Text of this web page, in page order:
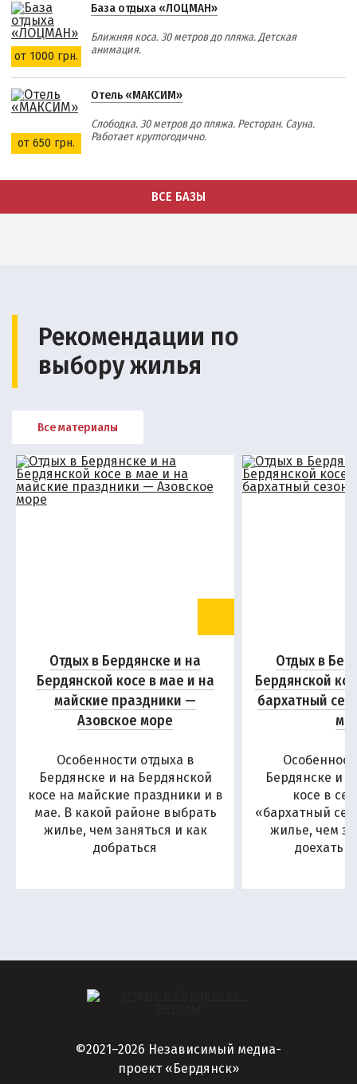
от 1000 грн.
База отдыха «ЛОЦМАН»
Ближняя коса. 30 метров до пляжа. Детская
анимация.
от 650 грн.
Отель «МАКСИМ»
Слободка. 30 метров до пляжа. Ресторан. Сауна.
Работает круглогодично.
ВСЕ БАЗЫ
Рекомендации по
выбору жилья
Все материалы
Отдых в Бердянске и на
Бердянской косе в мае и на
майские праздники —
Азовское море
Особенности отдыха в
Бердянске и на Бердянской
косе на майские праздники и в
мае. В какой районе выбрать
жилье, чем заняться и как
добраться
Отдых в
Бердянской
бархатный
Бердянске и
косе в
«бархатный
жилье, чем
доехать
©2021–2026 Независимый медиа-
проект «Бердянск»